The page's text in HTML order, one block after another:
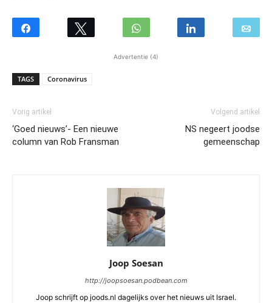
Advertentie (4)
TAGS Coronavirus
Vorig artikel
‘Goed nieuws’- Een nieuwe
column van Rob Fransman
Volgend artikel
NS negeert joodse
gemeenschap
Joop Soesan
http://joopsoesan.podbean.com
Joop schrijft op joods.nl dagelijks over het nieuws uit Israel.